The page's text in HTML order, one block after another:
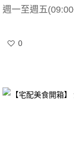
週一至週五
0